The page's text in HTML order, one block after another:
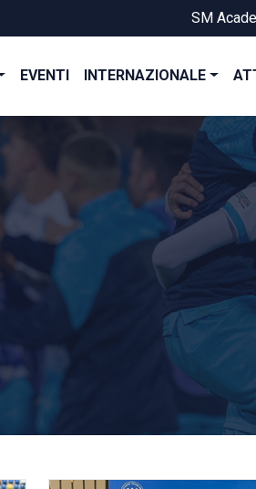
SM
EVENTI INTERNAZIONALE